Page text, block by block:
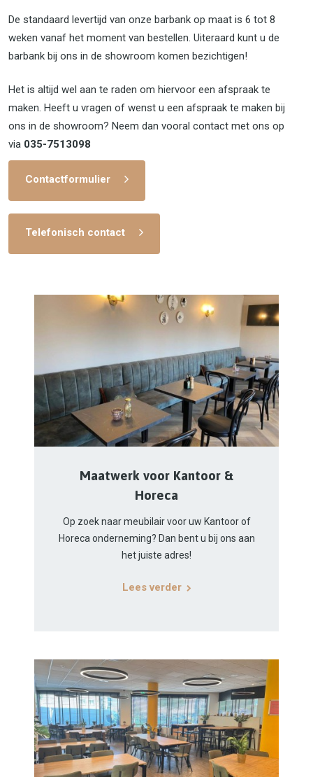
De standaard levertijd van onze barbank op maat is 6 tot 8
weken vanaf het moment van bestellen. Uiteraard kunt u de
barbank bij ons in de showroom komen bezichtigen!
Het is altijd wel aan te raden om hiervoor een afspraak te
maken. Heeft u vragen of wenst u een afspraak te maken bij
ons in de showroom? Neem dan vooral contact met ons op
via 035-7513098
Contactformulier
Telefonisch contact
Maatwerk voor Kantoor &
Horeca
Op zoek naar meubilair voor uw Kantoor of
Horeca onderneming? Dan bent u bij ons aan
het juiste adres!
Lees verder